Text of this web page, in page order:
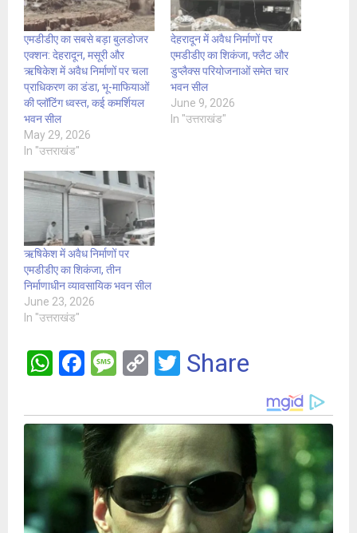
एमडीडीए का सबसे बड़ा बुलडोजर
एक्शन: देहरादून, मसूरी और
ऋषिकेश में अवैध निर्माणों पर चला
प्राधिकरण का डंडा, भू-माफियाओं
की प्लॉटिंग ध्वस्त, कई कमर्शियल
भवन सील
May 29, 2026
In "उत्तराखंड"
देहरादून में अवैध निर्माणों पर
एमडीडीए का शिकंजा, फ्लैट और
डुप्लैक्स परियोजनाओं समेत चार
भवन सील
June 9, 2026
In "उत्तराखंड"
ऋषिकेश में अवैध निर्माणों पर
एमडीडीए का शिकंजा, तीन
निर्माणाधीन व्यावसायिक भवन सील
June 23, 2026
In "उत्तराखंड"
W
at
s
A
p
p
F
ce
b
o
o
k
M
s
a
g
e
C
py
Li
n
k
T
tt
er
Share